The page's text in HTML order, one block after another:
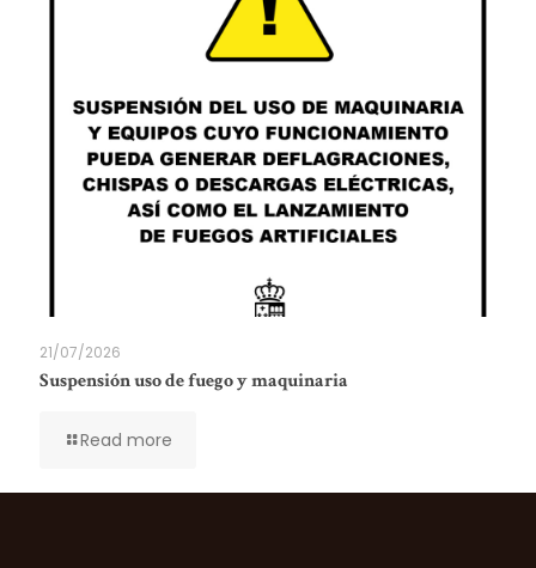
21/07/2026
Suspensión uso de fuego y maquinaria
Read more